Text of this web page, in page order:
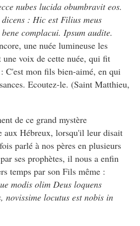
nubes lucida obumbravit eos.
: Hic est Filius meus
complacui. Ipsum audite.
une nuée lumineuse les
voix de cette nuée, qui fit
C'est mon fils bien-aimé, en qui
Ecoutez-le. (Saint Matthieu,
de ce grand mystère
aux Hébreux, lorsqu'il leur disait
parlé à nos pères en plusieurs
ses prophètes, il nous a enfin
temps par son Fils même :
modis olim Deus loquens
novissime locutus est nobis in